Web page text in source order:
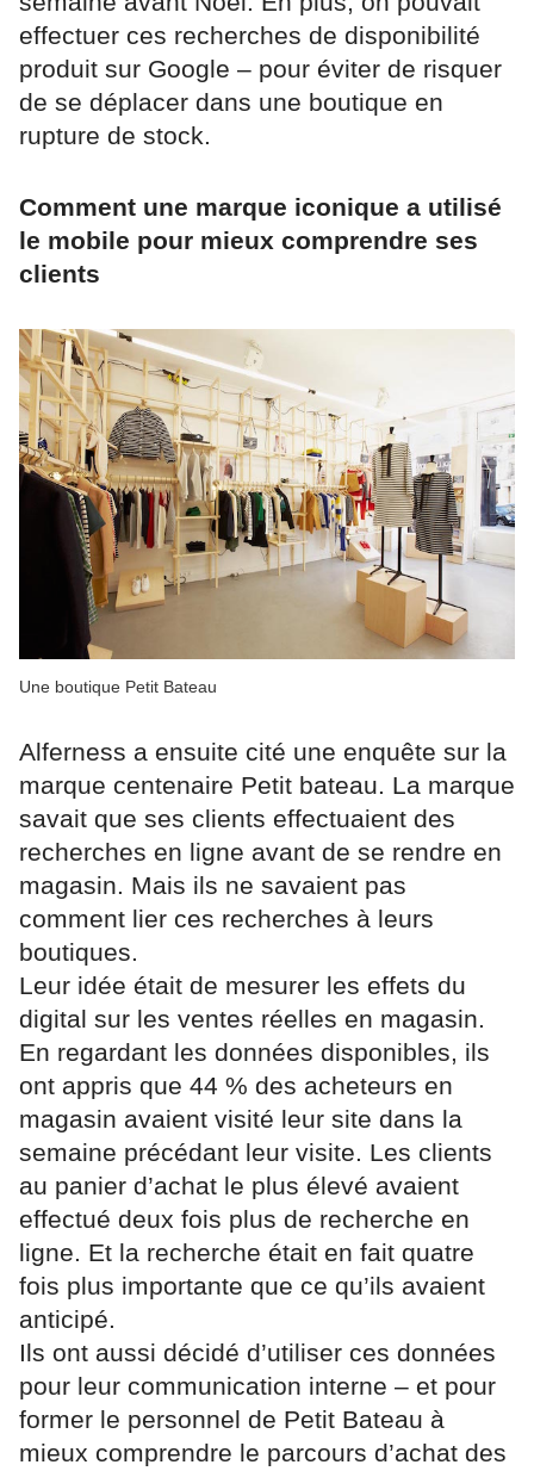
effectuer ces recherches de disponibilité
produit sur Google – pour éviter de risquer
de se déplacer dans une boutique en
rupture de stock.
Comment une marque iconique a utilisé
le mobile pour mieux comprendre ses
clients
Une boutique Petit Bateau
Alferness a ensuite cité une enquête sur la
marque centenaire Petit bateau. La marque
savait que ses clients effectuaient des
recherches en ligne avant de se rendre en
magasin. Mais ils ne savaient pas
comment lier ces recherches à leurs
boutiques.
Leur idée était de mesurer les effets du
digital sur les ventes réelles en magasin.
En regardant les données disponibles, ils
ont appris que 44 % des acheteurs en
magasin avaient visité leur site dans la
semaine précédant leur visite. Les clients
au panier d’achat le plus élevé avaient
effectué deux fois plus de recherche en
ligne. Et la recherche était en fait quatre
fois plus importante que ce qu’ils avaient
anticipé.
Ils ont aussi décidé d’utiliser ces données
pour leur communication interne – et pour
former le personnel de Petit Bateau à
mieux comprendre le parcours d’achat des